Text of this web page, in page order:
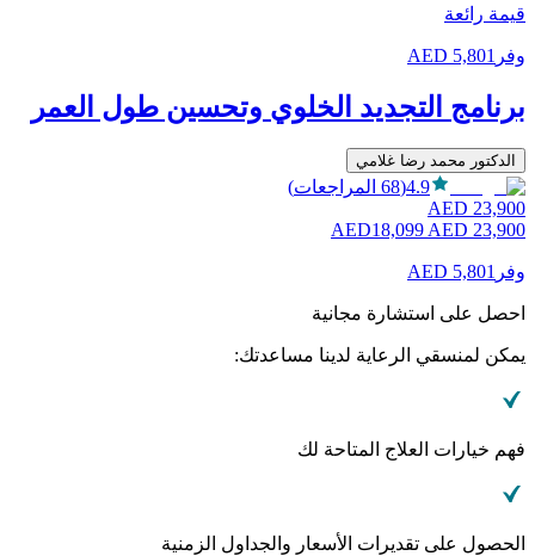
قيمة رائعة
وفر 5,801
AED
برنامج التجديد الخلوي وتحسين طول العمر
الدكتور محمد رضا غلامي
4.9
(
68 المراجعات)
23,900
AED
23,900
AED18,099 AED
وفر 5,801
AED
احصل على استشارة مجانية
يمكن لمنسقي الرعاية لدينا مساعدتك:
فهم خيارات العلاج المتاحة لك
الحصول على تقديرات الأسعار والجداول الزمنية